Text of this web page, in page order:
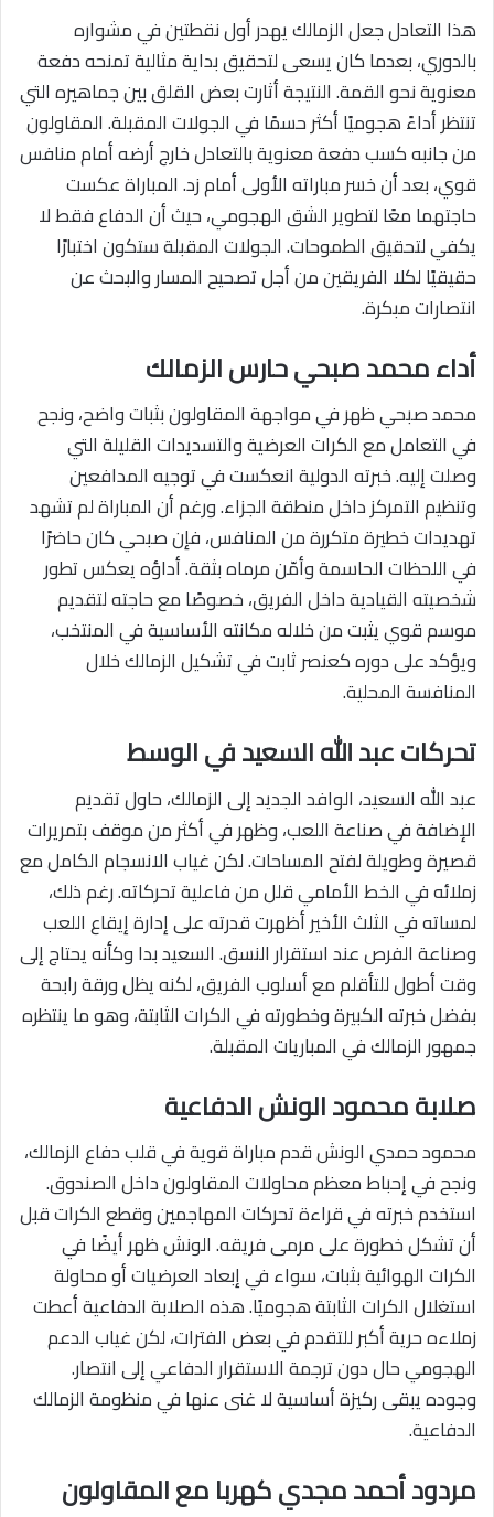
هذا التعادل جعل الزمالك يهدر أول نقطتين في مشواره
بالدوري، بعدما كان يسعى لتحقيق بداية مثالية تمنحه دفعة
معنوية نحو القمة. النتيجة أثارت بعض القلق بين جماهيره التي
تنتظر أداءً هجوميًا أكثر حسمًا في الجولات المقبلة. المقاولون
من جانبه كسب دفعة معنوية بالتعادل خارج أرضه أمام منافس
قوي، بعد أن خسر مباراته الأولى أمام زد. المباراة عكست
حاجتهما معًا لتطوير الشق الهجومي، حيث أن الدفاع فقط لا
يكفي لتحقيق الطموحات. الجولات المقبلة ستكون اختبارًا
حقيقيًا لكلا الفريقين من أجل تصحيح المسار والبحث عن
انتصارات مبكرة.
أداء محمد صبحي حارس الزمالك
محمد صبحي ظهر في مواجهة المقاولون بثبات واضح، ونجح
في التعامل مع الكرات العرضية والتسديدات القليلة التي
وصلت إليه. خبرته الدولية انعكست في توجيه المدافعين
وتنظيم التمركز داخل منطقة الجزاء. ورغم أن المباراة لم تشهد
تهديدات خطيرة متكررة من المنافس، فإن صبحي كان حاضرًا
في اللحظات الحاسمة وأمّن مرماه بثقة. أداؤه يعكس تطور
شخصيته القيادية داخل الفريق، خصوصًا مع حاجته لتقديم
موسم قوي يثبت من خلاله مكانته الأساسية في المنتخب،
ويؤكد على دوره كعنصر ثابت في تشكيل الزمالك خلال
المنافسة المحلية.
تحركات عبد الله السعيد في الوسط
عبد الله السعيد، الوافد الجديد إلى الزمالك، حاول تقديم
الإضافة في صناعة اللعب، وظهر في أكثر من موقف بتمريرات
قصيرة وطويلة لفتح المساحات. لكن غياب الانسجام الكامل مع
زملائه في الخط الأمامي قلل من فاعلية تحركاته. رغم ذلك،
لمساته في الثلث الأخير أظهرت قدرته على إدارة إيقاع اللعب
وصناعة الفرص عند استقرار النسق. السعيد بدا وكأنه يحتاج إلى
وقت أطول للتأقلم مع أسلوب الفريق، لكنه يظل ورقة رابحة
بفضل خبرته الكبيرة وخطورته في الكرات الثابتة، وهو ما ينتظره
جمهور الزمالك في المباريات المقبلة.
صلابة محمود الونش الدفاعية
محمود حمدي الونش قدم مباراة قوية في قلب دفاع الزمالك،
ونجح في إحباط معظم محاولات المقاولون داخل الصندوق.
استخدم خبرته في قراءة تحركات المهاجمين وقطع الكرات قبل
أن تشكل خطورة على مرمى فريقه. الونش ظهر أيضًا في
الكرات الهوائية بثبات، سواء في إبعاد العرضيات أو محاولة
استغلال الكرات الثابتة هجوميًا. هذه الصلابة الدفاعية أعطت
زملاءه حرية أكبر للتقدم في بعض الفترات، لكن غياب الدعم
الهجومي حال دون ترجمة الاستقرار الدفاعي إلى انتصار.
وجوده يبقى ركيزة أساسية لا غنى عنها في منظومة الزمالك
الدفاعية.
مردود أحمد مجدي كهربا مع المقاولون